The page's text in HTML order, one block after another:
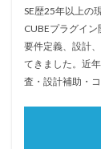
SE歴25年以上の
CUBEプラグイン
要件定義、設計
てきました。近
査・設計補助・